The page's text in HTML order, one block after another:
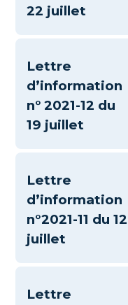
22 juillet
Lettre
d’information
n° 2021-12 du
19 juillet
Lettre
d’information
n°2021-11 du 12
juillet
Lettre